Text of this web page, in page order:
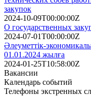
закупок
2024-10-09T00:00:00Z
О государственных
2024-07-01T00:00:00Z
Әлеуметтік-
01.01.2024 жылға
2024-01-25T10:58:00Z
Вакансии
Календарь событий
Телефоны экстренных